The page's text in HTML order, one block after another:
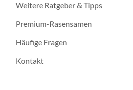
Weitere Ratgeber & Tipps
Premium-Rasensamen
Häufige Fragen
Kontakt